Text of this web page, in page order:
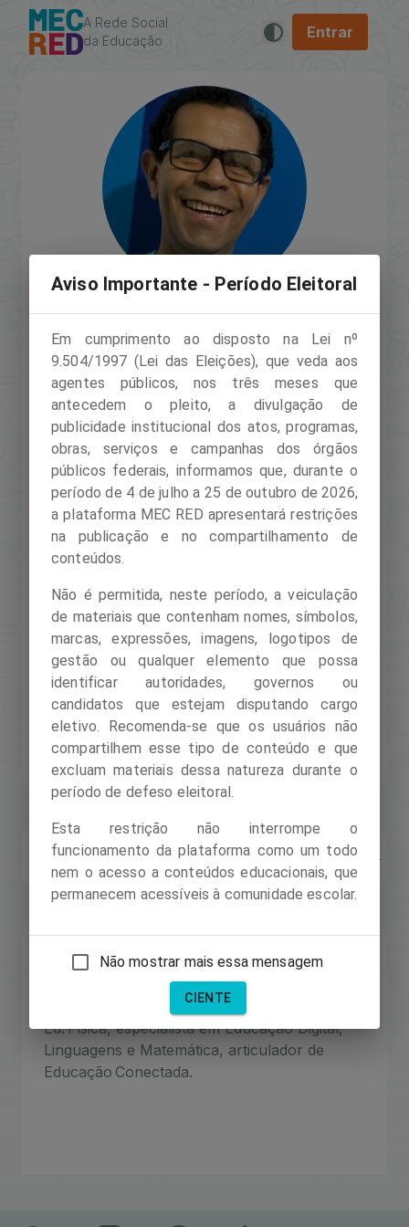
A Rede Social
da Educação
Entrar
José Araújo dos Santos
Usuário verificado
Seguir o perfil
Nível:35 Experiência:570 Troféus: 14
Graduado em Normal Superior, bacharel em
Ed. Física, especialista em Educação Digital,
Linguagens e Matemática, articulador de
Educação Conectada.
Aviso Importante - Período Eleitoral
Em cumprimento ao disposto na Lei nº
9.504/1997 (Lei das Eleições), que veda aos
agentes públicos, nos três meses que
antecedem o pleito, a divulgação de
publicidade institucional dos atos, programas,
obras, serviços e campanhas dos órgãos
públicos federais, informamos que, durante o
período de 4 de julho a 25 de outubro de 2026,
a plataforma MEC RED apresentará restrições
na publicação e no compartilhamento de
conteúdos.
Não é permitida, neste período, a veiculação
de materiais que contenham nomes, símbolos,
marcas, expressões, imagens, logotipos de
gestão ou qualquer elemento que possa
identificar autoridades, governos ou
candidatos que estejam disputando cargo
eletivo. Recomenda-se que os usuários não
compartilhem esse tipo de conteúdo e que
excluam materiais dessa natureza durante o
período de defeso eleitoral.
Esta restrição não interrompe o
funcionamento da plataforma como um todo
nem o acesso a conteúdos educacionais, que
permanecem acessíveis à comunidade escolar.
Não mostrar mais essa mensagem
CIENTE